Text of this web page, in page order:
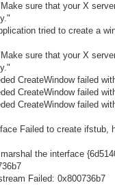
sure that your X
tried to create a
sure that your X
CreateWindow failed
CreateWindow failed
CreateWindow failed
Failed to create ifstub,
the interface
Failed: 0x800736b7